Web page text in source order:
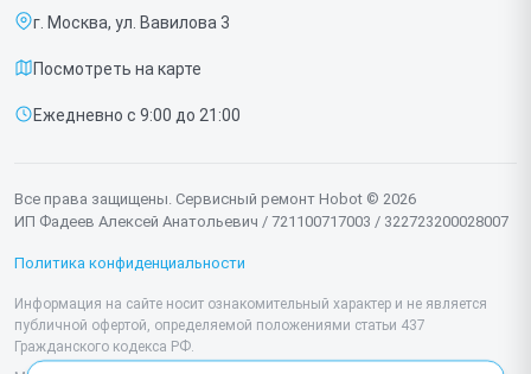
Доставка и способы оплаты
Диагностика
Контакты
г. Москва, ул. Вавилова 3
Посмотреть на карте
Ежедневно с 9:00 до 21:00
Все права защищены. Сервисный ремонт Hobot © 2026
ИП Фадеев Алексей Анатольевич / 721100717003 / 322723200028007
Политика конфиденциальности
Информация на сайте носит ознакомительный характер и не является
публичной офертой, определяемой положениями статьи 437
Гражданского кодекса РФ.